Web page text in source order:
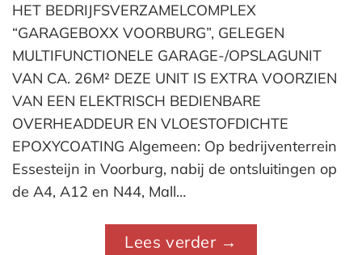
HET BEDRIJFSVERZAMELCOMPLEX
“GARAGEBOXX VOORBURG”, GELEGEN
MULTIFUNCTIONELE GARAGE-/OPSLAGUNIT
VAN CA. 26M² DEZE UNIT IS EXTRA VOORZIEN
VAN EEN ELEKTRISCH BEDIENBARE
OVERHEADDEUR EN VLOESTOFDICHTE
EPOXYCOATING Algemeen: Op bedrijventerrein
Essesteijn in Voorburg, nabij de ontsluitingen op
de A4, A12 en N44, Mall…
Lees verder →